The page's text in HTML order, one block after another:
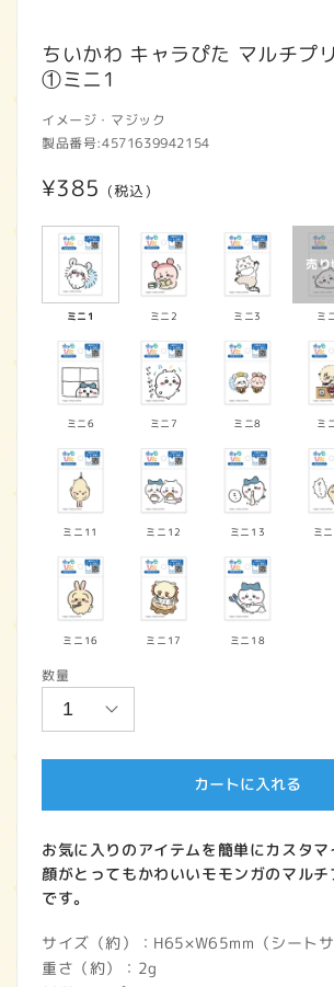
ちいかわ キャラぴた マルチプ
①ミニ1
イメージ・マジック
製品番号:4571639942154
通
常
価
格
¥385 (税込)
ミニ1 ミニ2 ミニ3 ミ
ミニ6 ミニ7 ミニ8 ミ
ミニ11 ミニ12 ミニ13 ミ
ミニ16 ミニ17 ミニ18
数量
カートに入れる
お気に入りのアイテムを簡単にカスタマ
顔がとってもかわいいモモンガのマルチ
です。
サイズ（約）：H65×W65mm（シートサ
重さ（約）：2g